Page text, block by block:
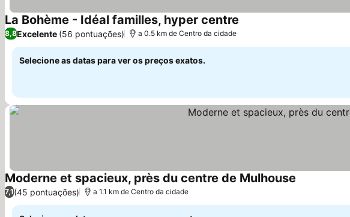
La Bohème - Idéal familles, hyper centre
8,8Excelente (56 pontuações) a 0.5 km de Centro da cidade
Selecione as datas para ver os preços exatos.
Moderne et spacieux, près du centre de Mulhouse
7,1(45 pontuações) a 1.1 km de Centro da cidade